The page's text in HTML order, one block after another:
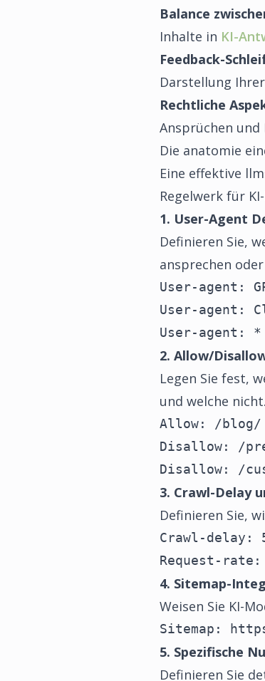
Balance
Inhalte in KI-
Feedback-
Darstellung
Rechtliche
Ansprüchen
Die anatomie
Eine effektive
Regelwerk für
1. User-Agent
Definieren Sie,
ansprechen
User-agent:
User-agent:
User-agent: *
2. Allow/
Legen Sie fest,
und welche nicht.
Allow: /blog/
Disallow: /
Disallow: /
3. Crawl-Delay
Definieren Sie,
Crawl-delay:
Request-
4. Sitemap-
Weisen Sie KI-
Sitemap:
5. Spezifische
Definieren Sie